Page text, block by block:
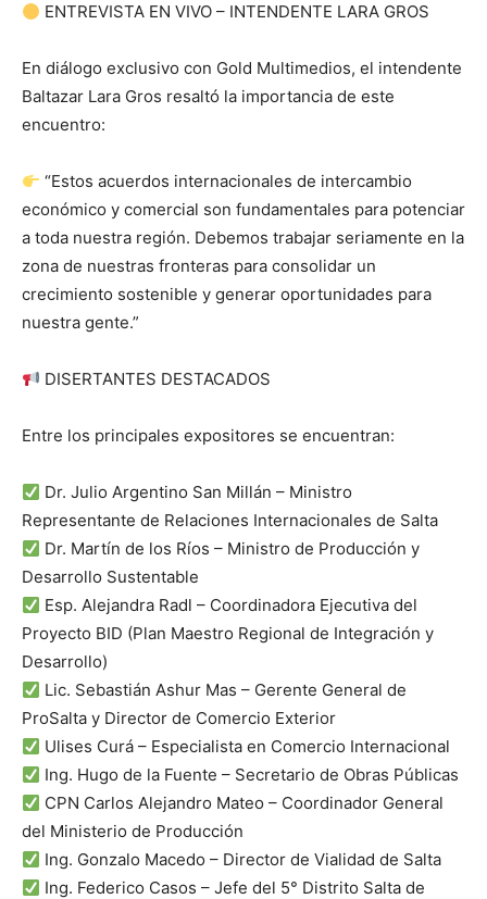
ENTREVISTA EN VIVO – INTENDENTE LARA GROS
En diálogo exclusivo con Gold Multimedios, el intendente
Baltazar Lara Gros resaltó la importancia de este
encuentro:
“Estos acuerdos internacionales de intercambio
económico y comercial son fundamentales para potenciar
a toda nuestra región. Debemos trabajar seriamente en la
zona de nuestras fronteras para consolidar un
crecimiento sostenible y generar oportunidades para
nuestra gente.”
DISERTANTES DESTACADOS
Entre los principales expositores se encuentran:
Dr. Julio Argentino San Millán – Ministro
Representante de Relaciones Internacionales de Salta
Dr. Martín de los Ríos – Ministro de Producción y
Desarrollo Sustentable
Esp. Alejandra Radl – Coordinadora Ejecutiva del
Proyecto BID (Plan Maestro Regional de Integración y
Desarrollo)
Lic. Sebastián Ashur Mas – Gerente General de
ProSalta y Director de Comercio Exterior
Ulises Curá – Especialista en Comercio Internacional
Ing. Hugo de la Fuente – Secretario de Obras Públicas
CPN Carlos Alejandro Mateo – Coordinador General
del Ministerio de Producción
Ing. Gonzalo Macedo – Director de Vialidad de Salta
Ing. Federico Casos – Jefe del 5° Distrito Salta de